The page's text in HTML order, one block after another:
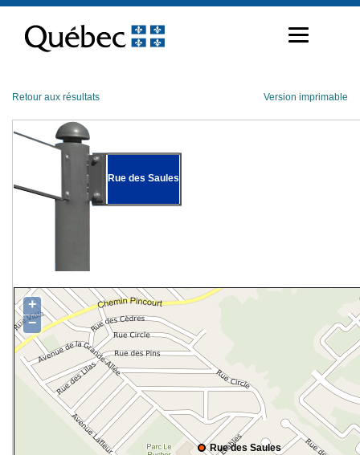
contenu
Retour aux résultats Version imprimable
Rue des Saules
Rue des Saules
+
−